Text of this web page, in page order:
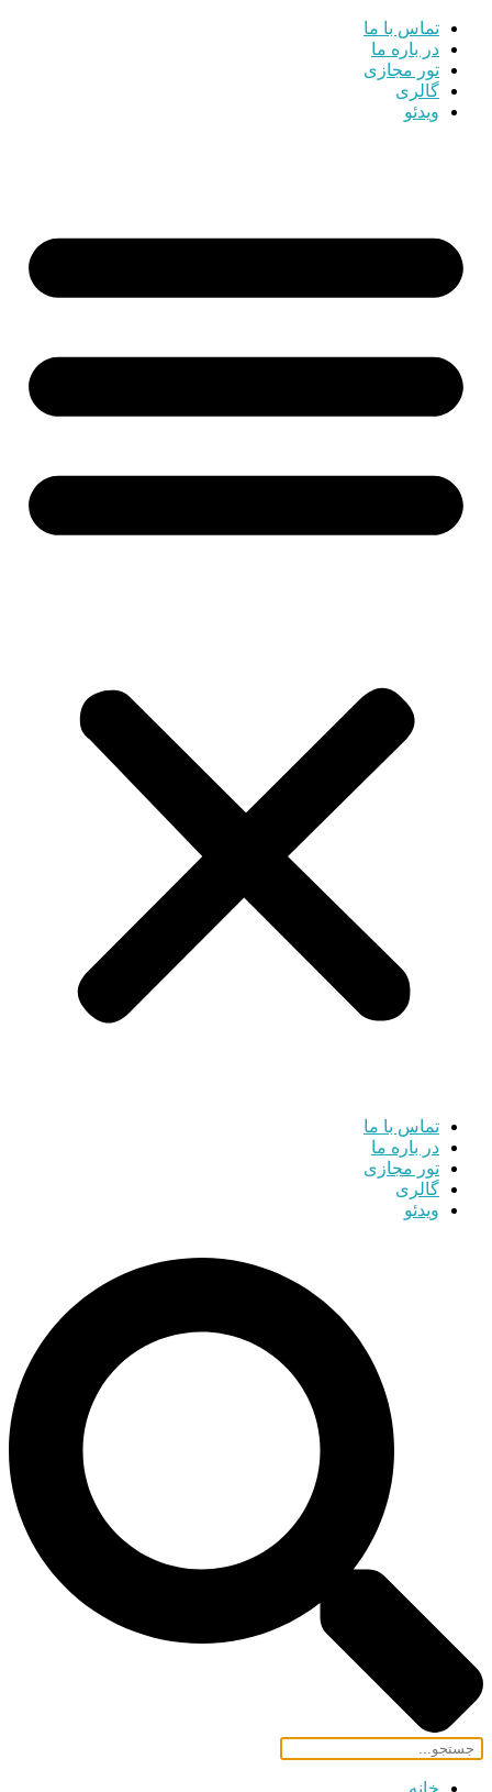
تماس با ما
در باره ما
تور مجازی
گالری
ویدئو
تماس با ما
در باره ما
تور مجازی
گالری
ویدئو
خانه